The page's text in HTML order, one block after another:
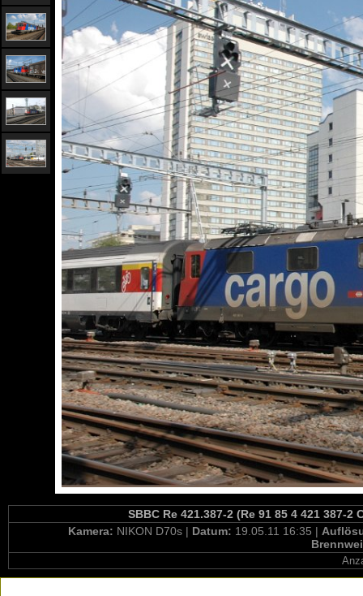
SBBC Re 421.387-2 (Re 91 85 4 421 387-
Kamera: NIKON D70s | Datum: 19.05.11 16:35 |